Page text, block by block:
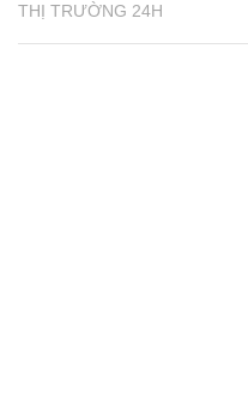
THỊ TRƯỜNG 24H